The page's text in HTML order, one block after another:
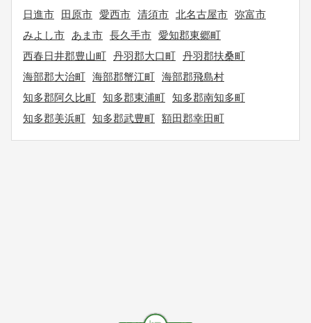
日進市
田原市 愛西市 清須市 北名古屋市 弥富市
みよし市
あま市 長久手市 愛知郡東郷町
西春日井郡豊山町 丹羽郡大口町 丹羽郡扶桑町
海部郡大治町 海部郡蟹江町 海部郡飛島村
知多郡阿久比町 知多郡東浦町 知多郡南知多町
知多郡美浜町 知多郡武豊町 額田郡幸田町